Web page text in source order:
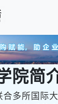
院简
合多所国际